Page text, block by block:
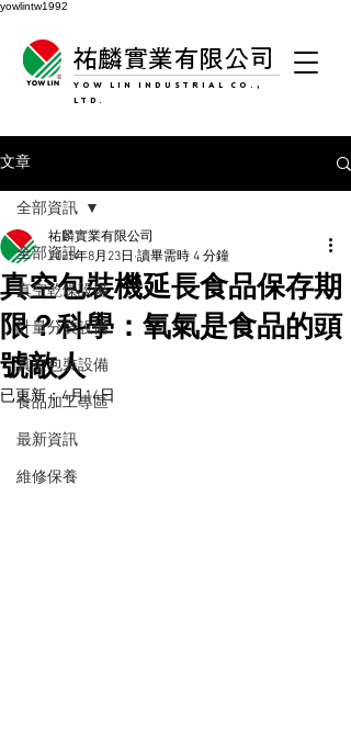
yowlintw1992
祐麟實業有限公司
YOW LIN INDUSTRIAL CO.,
LTD.
文章
全部資訊
真空乾燥設備
計量分裝設備
真空包裝設備
食品加工專區
最新資訊
維修保養
全部資訊
真空包裝機延長食品保存期
限？科學：氧氣是食品的頭
號敵人
祐麟實業有限公司
2025年8月23日 讀畢需時 4 分鐘
已更新：4月14日